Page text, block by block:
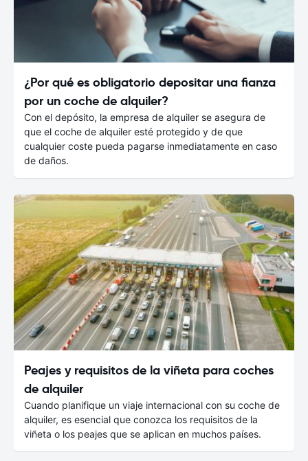
¿Por qué es obligatorio depositar una fianza
por un coche de alquiler?
Con el depósito, la empresa de alquiler se asegura de
que el coche de alquiler esté protegido y de que
cualquier coste pueda pagarse inmediatamente en caso
de daños.
Peajes y requisitos de la viñeta para coches
de alquiler
Cuando planifique un viaje internacional con su coche de
alquiler, es esencial que conozca los requisitos de la
viñeta o los peajes que se aplican en muchos países.